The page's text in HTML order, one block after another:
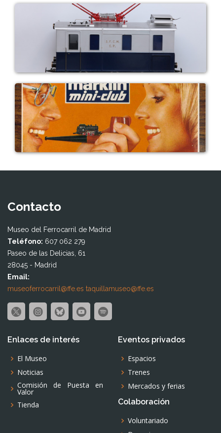
Contacto
Museo del Ferrocarril de Madrid
Teléfono: 607 062 279
Paseo de las Delicias, 61
28045 - Madrid
Email:
museoferrocarril@ffe.es taquillamuseo@ffe.es
Enlaces de interés
El Museo
Noticias
Comisión de Puesta en
Valor
Tienda
Eventos privados
Espacios
Trenes
Mercados y ferias
Colaboración
Voluntariado